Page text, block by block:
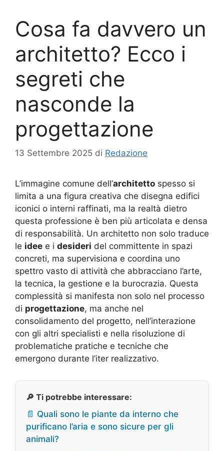
Cosa fa davvero un
architetto? Ecco i
segreti che
nasconde la
progettazione
13 Settembre 2025 di Redazione
L’immagine comune dell’architetto spesso si
limita a una figura creativa che disegna edifici
iconici o interni raffinati, ma la realtà dietro
questa professione è ben più articolata e densa
di responsabilità. Un architetto non solo traduce
le idee e i desideri del committente in spazi
concreti, ma supervisiona e coordina uno
spettro vasto di attività che abbracciano l’arte,
la tecnica, la gestione e la burocrazia. Questa
complessità si manifesta non solo nel processo
di progettazione, ma anche nel
consolidamento del progetto, nell’interazione
con gli altri specialisti e nella risoluzione di
problematiche pratiche e tecniche che
emergono durante l’iter realizzativo.
🔎 Ti potrebbe interessare:
📄 Quali sono le piante da interno che
purificano l’aria e sono sicure per gli
animali?